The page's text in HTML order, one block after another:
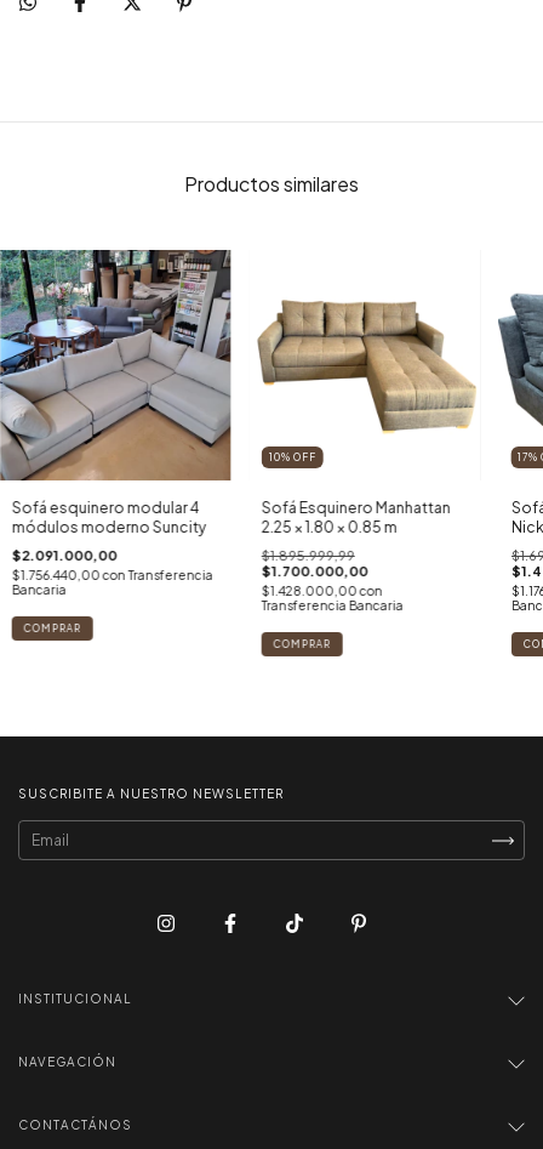
Productos similares
Sofá esquinero modular 4
módulos moderno Suncity
$2.091.000,00
$1.756.440,00con Transferencia
Bancaria
COMPRAR
10% OFF
Sofá Esquinero Manhattan
2.25 × 1.80 × 0.85 m
$1.895.999,99
$1.700.000,00
$1.428.000,00con
Transferencia Bancaria
17%
SUSCRIBITE A NUESTRO NEWSLETTER
INSTITUCIONAL
NAVEGACIÓN
CONTACTÁNOS